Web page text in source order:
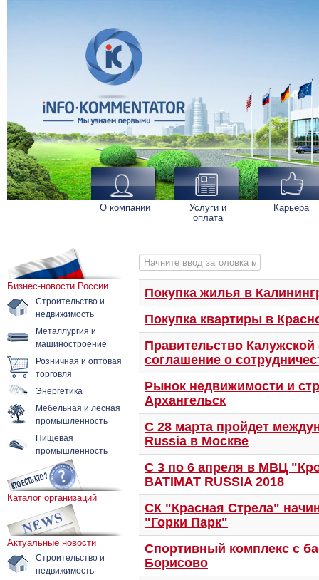
О компании Услуги и
оплата
Карьера
Бизнес-новости России
Строительство и
недвижимость
Металлургия и
машиностроение
Розничная и оптовая
торговля
Энергетика
Мебельная и лесная
промышленность
Пищевая
промышленность
Каталог организаций
Актуальные новости
Строительство и
недвижимость
Начните ввод заголовка метки
Покупка жилья в
Покупка квартиры в
Правительство
соглашение о
Рынок недвижимости и
Архангельск
С 28 марта пройдет
Russia в Москве
С 3 по 6 апреля в МВЦ
BATIMAT RUSSIA 2018
СК "Красная Стрела"
"Горки Парк"
Спортивный комплекс с
Борисово